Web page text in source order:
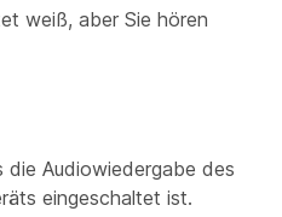
weiß, aber Sie hören
die Audiowiedergabe des
eingeschaltet ist.